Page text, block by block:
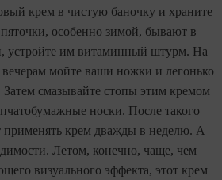
крем в чистую баночку и храните
особенно зимой, бывают в
устройте им витаминный штурм. На
мойте ваши ножки и легонько
Затем смазывайте стопы этим кремом
носки. После такого
применять крем дважды в неделю. А
Летом, конечно, чаще, чем
визуального эффекта, этот крем